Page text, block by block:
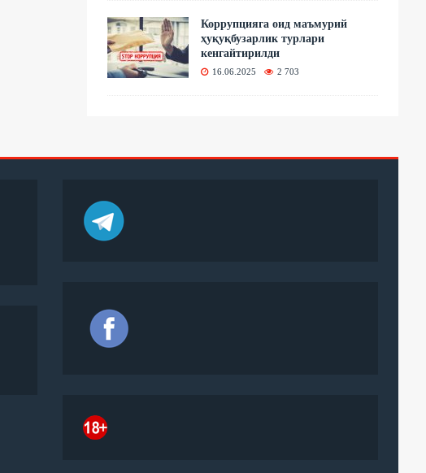
Коррупцияга оид маъмурий
ҳуқуқбузарлик турлари
кенгайтирилди
16.06.2025 2 703